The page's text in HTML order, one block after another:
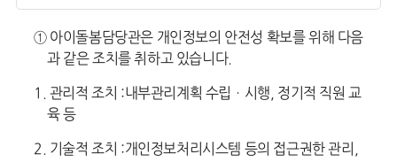
① 아이돌봄담당관은 개인정보의 안전성 확보를 위해 다음
과 같은 조치를 취하고 있습니다.
1. 관리적 조치 :내부관리계획 수립ㆍ시행, 정기적 직원 교
육 등
2. 기술적 조치 :개인정보처리시스템 등의 접근권한 관리,